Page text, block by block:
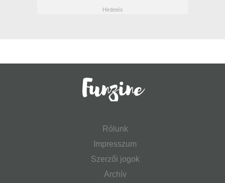
Rólunk
Impresszum
Szerzői jogok
Archív